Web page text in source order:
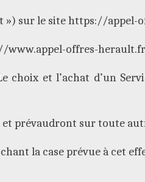
») sur le site https://appel-
www.appel-offres-
choix et l’achat d’un
prévaudront sur toute
la case prévue à cet